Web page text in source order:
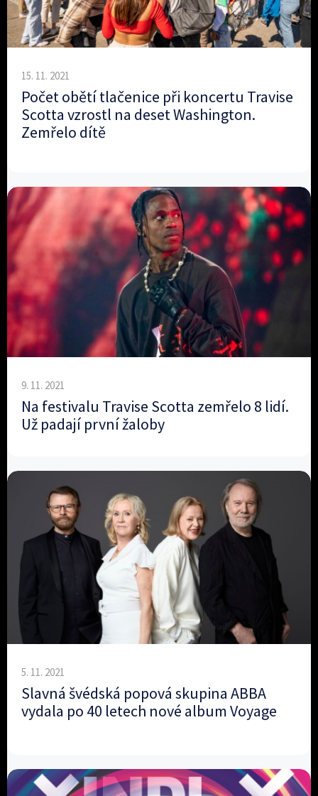
15. 11. 2021
Počet obětí tlačenice při koncertu Travise
Scotta vzrostl na deset Washington.
Zemřelo dítě
9. 11. 2021
Na festivalu Travise Scotta zemřelo 8 lidí.
Už padají první žaloby
5. 11. 2021
Slavná švédská popová skupina ABBA
vydala po 40 letech nové album Voyage